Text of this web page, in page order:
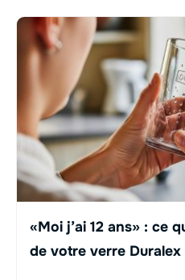
«Moi j’ai 12 ans» : ce
de votre verre